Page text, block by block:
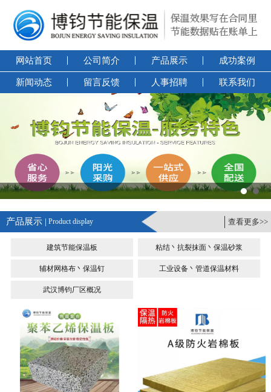
网站首页 公司简介 产品展示 成功案例
新闻动态 留言反馈 人事招聘 联系我们
产品展示 | Product display 查看更多>>
建筑节能保温板 粘结丶抗裂抹面丶保温砂浆
辅材网格布丶保温钉 工业设备丶管道保温材料
武汉博钧厂区概况